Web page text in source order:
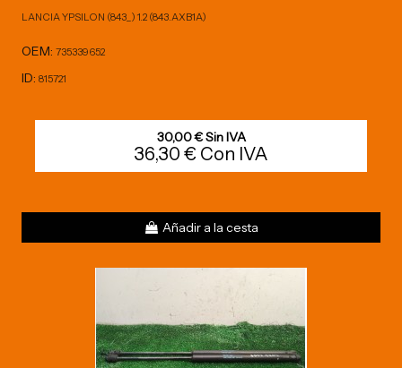
LANCIA YPSILON (843_) 1.2 (843.AXB1A)
OEM: 735339652
ID: 815721
30,00 € Sin IVA
36,30 € Con IVA
Añadir a la cesta